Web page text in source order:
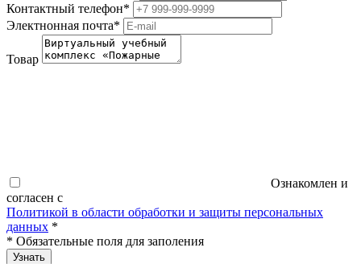
Контактный телефон*
Электнонная почта*
Товар
Ознакомлен и
согласен с
Политикой в области обработки и защиты персональных
данных *
* Обязательные поля для заполения
Узнать